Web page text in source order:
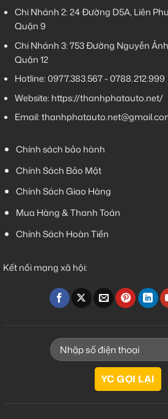
Chi Nhánh 2:24 Đường D5A, Liên
Quận 9
Chi Nhánh 3:753 Đường Nguyễn
Quận 12
Hotline:0977.383.567-0788.212.999
Website: https://thanhphatauto.net/
Email:
Chính sách bảo hành
Chính Sách Bảo Mật
Chính Sách Giao Hàng
Mua Hàng & Thanh Toán
Chính Sách Hoàn Tiền
Kết nối mạng xã hội: